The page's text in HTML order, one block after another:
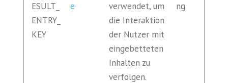
ESULT_
ENTRY_
KEY
e
verwendet, um
die Interaktion
der Nutzer mit
eingebetteten
Inhalten zu
verfolgen.
ng